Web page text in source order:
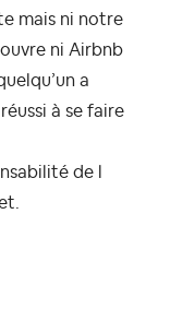
mais ni notre
ni Airbnb
a
à se faire
de l